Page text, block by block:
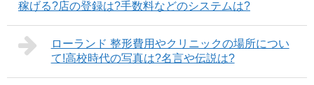
稼げる?店の登録は?手数料などのシステムは?
ローランド 整形費用やクリニックの場所につい
て!高校時代の写真は?名言や伝説は?